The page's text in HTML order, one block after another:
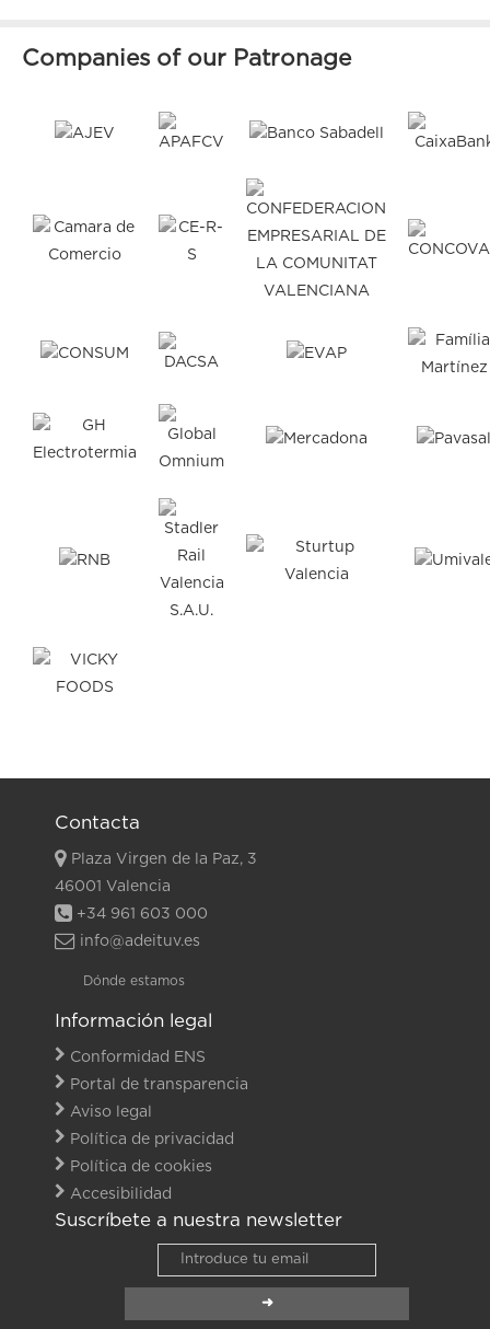
Companies of our Patronage
Contacta
Plaza Virgen de la Paz, 3
46001 Valencia
+34 961 603 000
info@adeituv.es
Dónde estamos
Información legal
Conformidad ENS
Portal de transparencia
Aviso legal
Política de privacidad
Política de cookies
Accesibilidad
Suscríbete a nuestra newsletter